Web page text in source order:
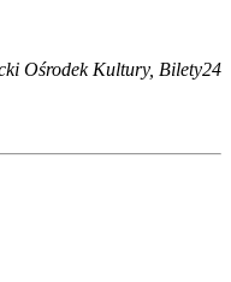
Ośrodek Kultury, Bilety24